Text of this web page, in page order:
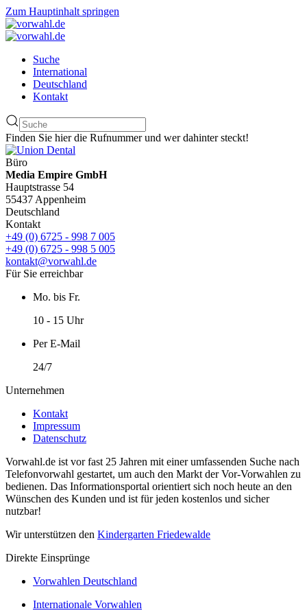
Zum Hauptinhalt springen
Suche
International
Deutschland
Kontakt
Finden Sie hier die Rufnummer und wer dahinter steckt!
Büro
Media Empire GmbH
Hauptstrasse 54
55437 Appenheim
Deutschland
Kontakt
+49 (0) 6725 - 998 7 005
+49 (0) 6725 - 998 5 005
kontakt@vorwahl.de
Für Sie erreichbar
Mo. bis Fr.
10 - 15 Uhr
Per E-Mail
24/7
Unternehmen
Kontakt
Impressum
Datenschutz
Vorwahl.de ist vor fast 25 Jahren mit einer umfassenden Suche nach
Telefonvorwahl gestartet, um auch den Markt der Vor-Vorwahlen zu
bedienen. Das Informationsportal orientiert sich noch heute an den
Wünschen des Kunden und ist für jeden kostenlos und sicher
nutzbar!
Wir unterstützen den Kindergarten Friedewalde
Direkte Einsprünge
Vorwahlen Deutschland
Internationale Vorwahlen